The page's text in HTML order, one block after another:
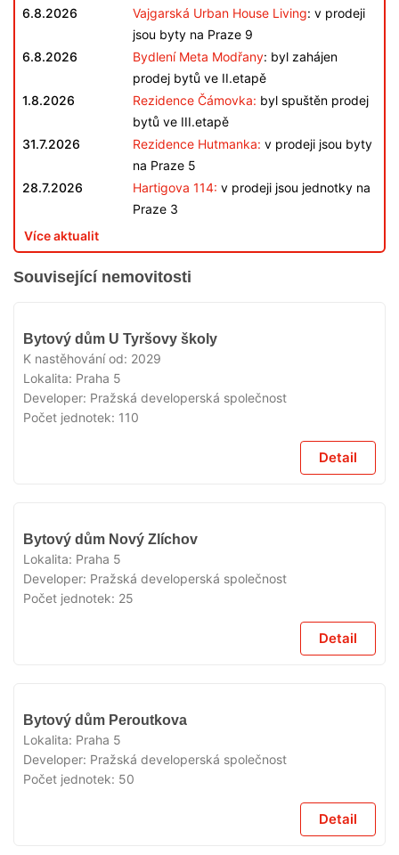
6.8.2026 Vajgarská Urban House Living: v prodeji
jsou byty na Praze 9
6.8.2026
Bydlení Meta Modřany: byl zahájen
prodej bytů ve II.etapě
1.8.2026
Rezidence Čámovka: byl spuštěn prodej
bytů ve III.etapě
31.7.2026
Rezidence Hutmanka: v prodeji jsou byty
na Praze 5
28.7.2026
Hartigova 114: v prodeji jsou jednotky na
Praze 3
Více aktualit
Související nemovitosti
Bytový dům U Tyršovy školy
K nastěhování od: 2029
Lokalita: Praha 5
Developer: Pražská developerská společnost
Počet jednotek: 110
Detail
Bytový dům Nový Zlíchov
Lokalita: Praha 5
Developer: Pražská developerská společnost
Počet jednotek: 25
Detail
Bytový dům Peroutkova
Lokalita: Praha 5
Developer: Pražská developerská společnost
Počet jednotek: 50
Detail